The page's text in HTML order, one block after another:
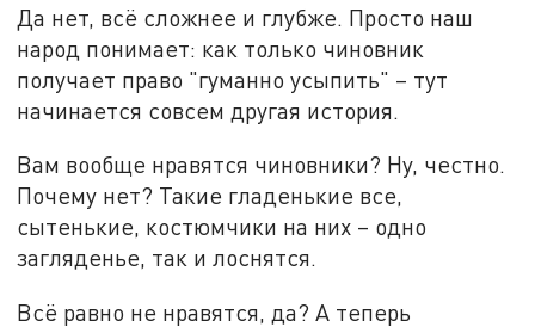
Да нет, всё сложнее и глубже. Просто наш
народ понимает: как только чиновник
получает право "гуманно усыпить" – тут
начинается совсем другая история.
Вам вообще нравятся чиновники? Ну, честно.
Почему нет? Такие гладенькие все,
сытенькие, костюмчики на них – одно
загляденье, так и лоснятся.
Всё равно не нравятся, да? А теперь